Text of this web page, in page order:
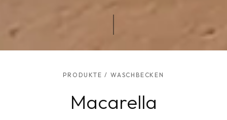
PRODUKTE / WASCHBECKEN
Macarella